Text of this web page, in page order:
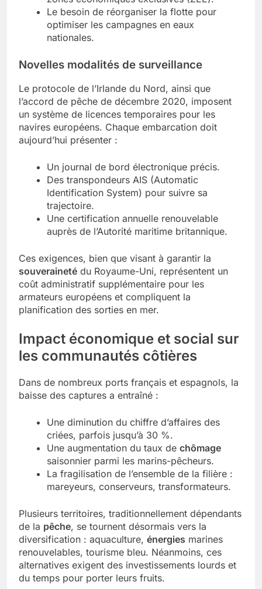
Le besoin de réorganiser la flotte pour
optimiser les campagnes en eaux
nationales.
Novelles modalités de surveillance
Le protocole de l’Irlande du Nord, ainsi que
l’accord de pêche de décembre 2020, imposent
un système de licences temporaires pour les
navires européens. Chaque embarcation doit
aujourd’hui présenter :
Un journal de bord électronique précis.
Des transpondeurs AIS (Automatic
Identification System) pour suivre sa
trajectoire.
Une certification annuelle renouvelable
auprès de l’Autorité maritime britannique.
Ces exigences, bien que visant à garantir la
souveraineté du Royaume-Uni, représentent un
coût administratif supplémentaire pour les
armateurs européens et compliquent la
planification des sorties en mer.
Impact économique et social sur
les communautés côtières
Dans de nombreux ports français et espagnols, la
baisse des captures a entraîné :
Une diminution du chiffre d’affaires des
criées, parfois jusqu’à 30 %.
Une augmentation du taux de chômage
saisonnier parmi les marins-pêcheurs.
La fragilisation de l’ensemble de la filière :
mareyeurs, conserveurs, transformateurs.
Plusieurs territoires, traditionnellement dépendants
de la pêche, se tournent désormais vers la
diversification : aquaculture, énergies marines
renouvelables, tourisme bleu. Néanmoins, ces
alternatives exigent des investissements lourds et
du temps pour porter leurs fruits.